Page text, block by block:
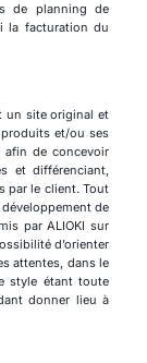
de planning de
la facturation du
un site original et
et/ou ses
afin de concevoir
et différenciant,
par le client. Tout
de
par ALIOKI sur
d’orienter
attentes, dans le
style étant toute
donner lieu à